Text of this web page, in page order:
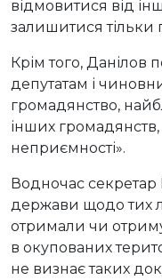
відмовитися від
залишитися
Крім того,
депутатам і
громадянство,
інших
неприємності».
Водночас
держави щодо тих
отримали чи
в окупованих
не визнає таких